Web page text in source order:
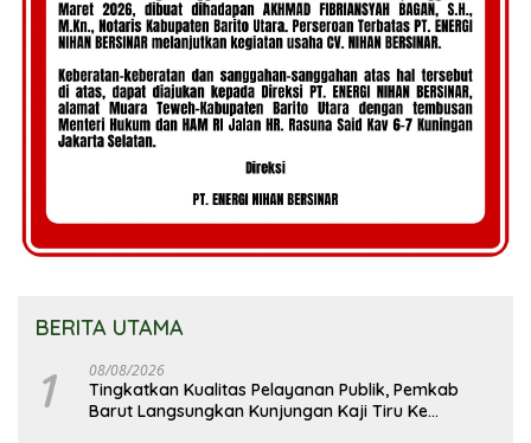
BERITA UTAMA
1 08/08/2026
Tingkatkan Kualitas Pelayanan Publik, Pemkab
Barut Langsungkan Kunjungan Kaji Tiru Ke